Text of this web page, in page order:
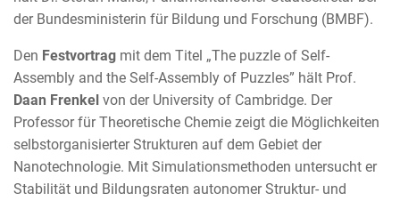
der Bundesministerin für Bildung und Forschung (BMBF).
Den Festvortrag mit dem Titel „The puzzle of Self-
Assembly and the Self-Assembly of Puzzles” hält Prof.
Daan Frenkel von der University of Cambridge. Der
Professor für Theoretische Chemie zeigt die Möglichkeiten
selbstorganisierter Strukturen auf dem Gebiet der
Nanotechnologie. Mit Simulationsmethoden untersucht er
Stabilität und Bildungsraten autonomer Struktur- und